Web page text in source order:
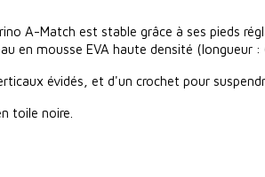
A-Match est stable grâce à ses pieds
en mousse EVA haute densité (longueur :
évidés, et d'un crochet pour
toile noire.